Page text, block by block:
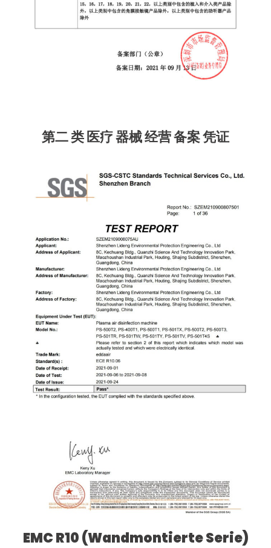
第二 类 医疗 器械 经营 备案 凭证
EMC R10 (Wandmontierte Serie)